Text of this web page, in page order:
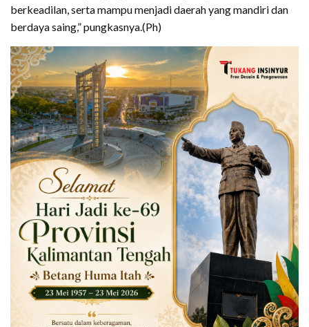
berkeadilan, serta mampu menjadi daerah yang mandiri dan
berdaya saing,” pungkasnya.(Ph)